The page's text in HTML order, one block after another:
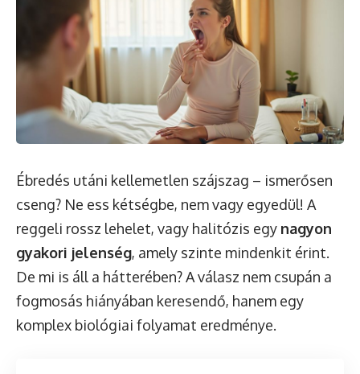
Ébredés utáni kellemetlen szájszag – ismerősen
cseng? Ne ess kétségbe, nem vagy egyedül! A
reggeli rossz lehelet, vagy halitózis egy nagyon
gyakori jelenség, amely szinte mindenkit érint.
De mi is áll a hátterében? A válasz nem csupán a
fogmosás hiányában keresendő, hanem egy
komplex biológiai folyamat eredménye.